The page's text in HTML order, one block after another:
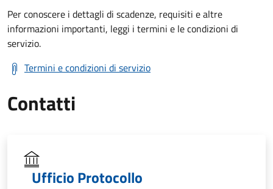
Per conoscere i dettagli di scadenze, requisiti e altre
informazioni importanti, leggi i termini e le condizioni di
servizio.
Termini e condizioni di servizio
Contatti
Ufficio Protocollo